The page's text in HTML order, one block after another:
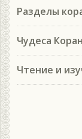
Разделы
Чудеса
Чтение и